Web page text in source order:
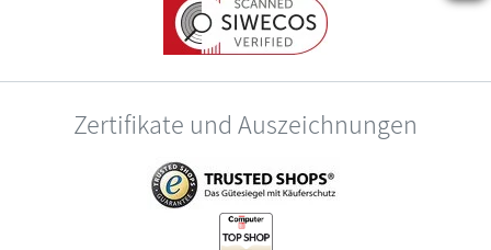
Zertifikate und Auszeichnungen